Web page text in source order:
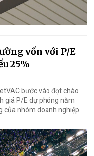
vốn với P/E
25%
bước vào đợt chào
giá P/E dự phóng năm
của nhóm doanh nghiệp